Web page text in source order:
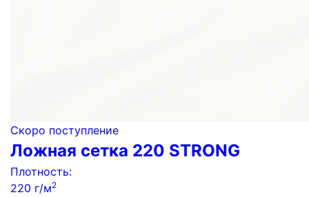
Скоро поступление
Ложная сетка 220 STRONG
Плотность:
220 г/м2